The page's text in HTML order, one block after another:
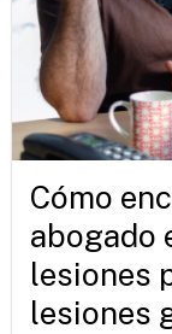
Cómo
abogado
lesiones
lesiones